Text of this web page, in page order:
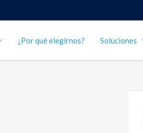
¿Por qué elegirnos? Soluciones